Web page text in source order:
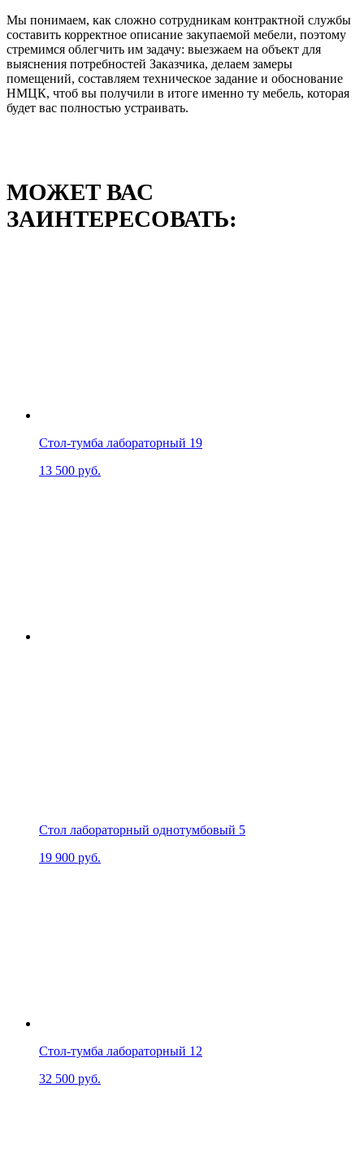
Мы понимаем, как сложно сотрудникам контрактной службы
составить корректное описание закупаемой мебели, поэтому
стремимся облегчить им задачу: выезжаем на объект для
выяснения потребностей Заказчика, делаем замеры
помещений, составляем техническое задание и обоснование
НМЦК, чтоб вы получили в итоге именно ту мебель, которая
будет вас полностью устраивать.
МОЖЕТ ВАС
ЗАИНТЕРЕСОВАТЬ:
Стол-тумба лабораторный 19
13 500 руб.
Стол лабораторный однотумбовый 5
19 900 руб.
Стол-тумба лабораторный 12
32 500 руб.